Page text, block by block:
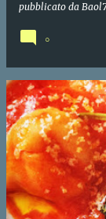
pubblicato da
0